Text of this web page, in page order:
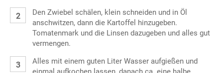
Den Zwiebel schälen, klein schneiden und in Öl
anschwitzen, dann die Kartoffel hinzugeben.
Tomatenmark und die Linsen dazugeben und alles gut
vermengen.
Alles mit einem guten Liter Wasser aufgießen und